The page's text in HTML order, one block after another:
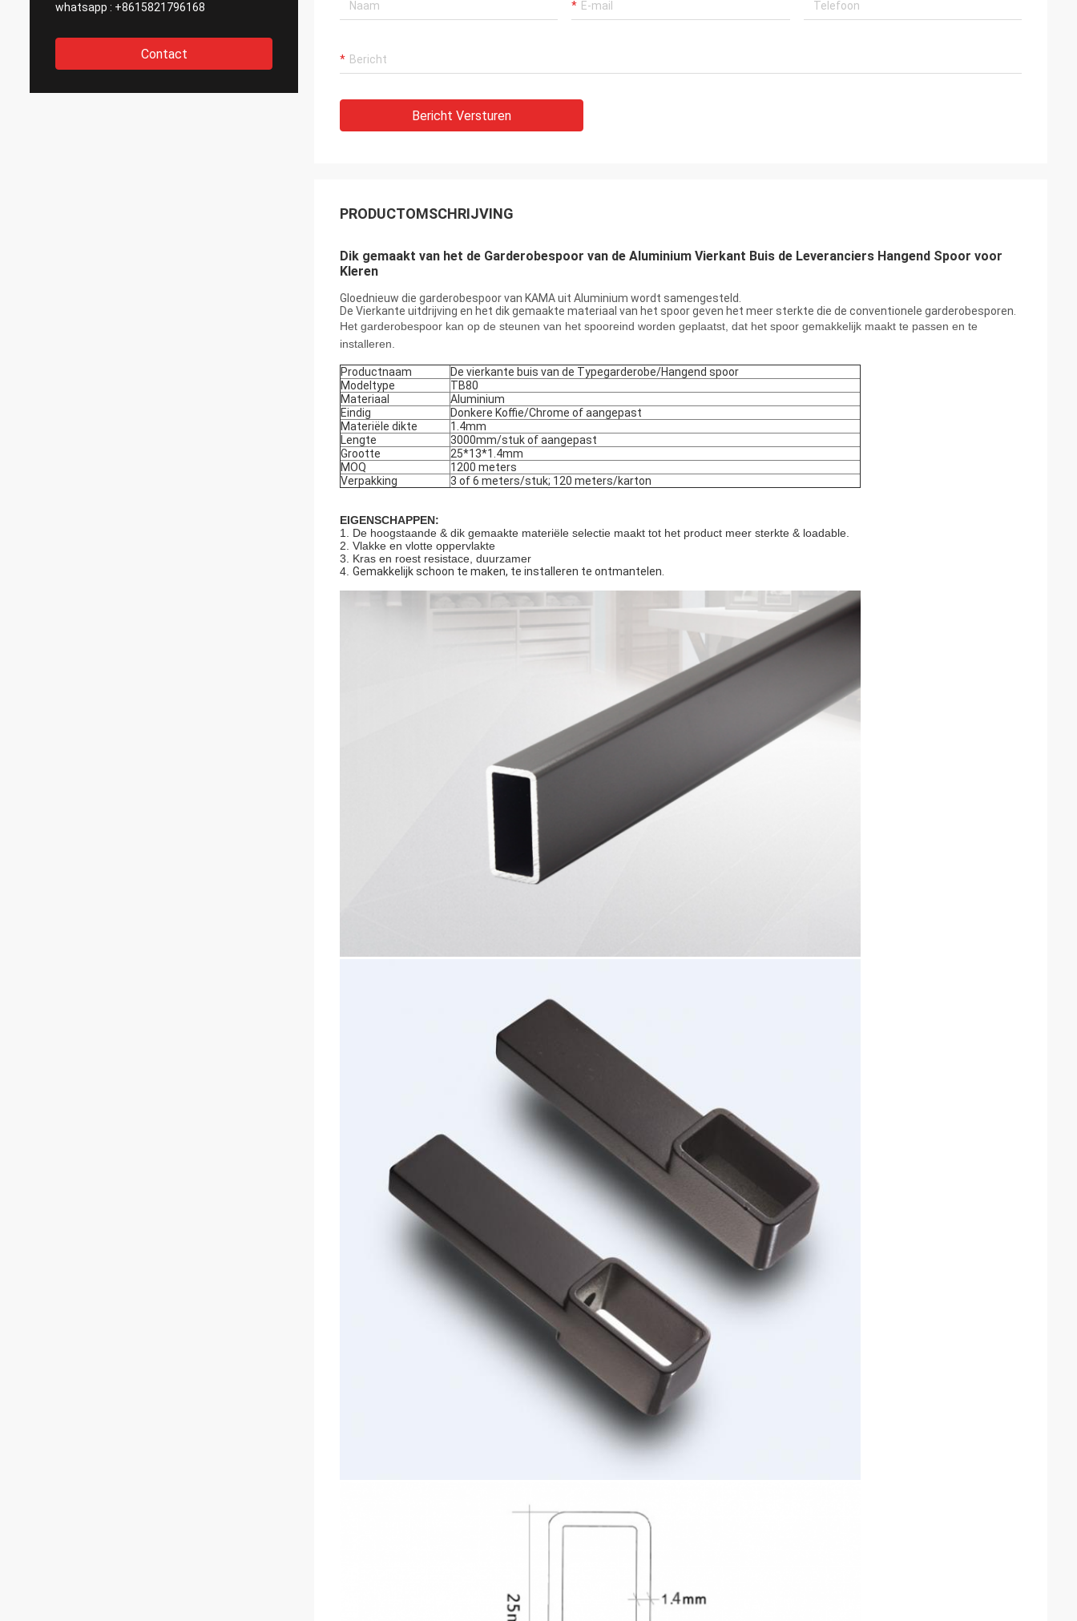
whatsapp : +8615821796168
Contact
Bericht Versturen
PRODUCTOMSCHRIJVING
Dik gemaakt van het de Garderobespoor van de Aluminium Vierkant Buis de Leveranciers Hangend Spoor voor
Kleren
Gloednieuw die garderobespoor van KAMA uit Aluminium wordt samengesteld.
De Vierkante uitdrijving en het dik gemaakte materiaal van het spoor geven het meer sterkte die de conventionele garderobesporen.
Het garderobespoor kan op de steunen van het spooreind worden geplaatst, dat het spoor gemakkelijk maakt te passen en te
installeren.
Productnaam
De vierkante buis van de Typegarderobe/Hangend spoor
Modeltype
TB80
Materiaal
Aluminium
Eindig
Donkere Koffie/Chrome of aangepast
Materiële dikte
1.4mm
Lengte
3000mm/stuk of aangepast
Grootte
25*13*1.4mm
MOQ
1200 meters
Verpakking
3 of 6 meters/stuk; 120 meters/karton
EIGENSCHAPPEN:
1. De hoogstaande & dik gemaakte materiële selectie maakt tot het product meer sterkte & loadable.
2. Vlakke en vlotte oppervlakte
3. Kras en roest resistace, duurzamer
4. Gemakkelijk schoon te maken, te installeren te ontmantelen.